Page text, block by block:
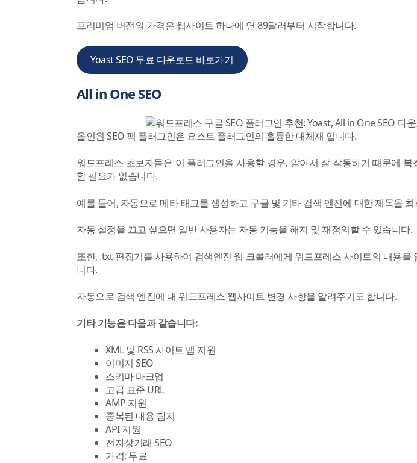
프리미엄 버전의 가격은 웹사이트 하나에 연 89달러부터 시작합니다.
Yoast SEO 무료 다운로드 바로가기
All in One SEO
올인원 SEO 팩 플러그인은 요스트 플러그인의 훌륭한 대체재 입니다.
워드프레스 초보자들은 이 플러그인을 사용할 경우, 알아서 잘 작동하기 때문에 복
할 필요가 없습니다.
예를 들어, 자동으로 메타 태그를 생성하고 구글 및 기타 검색 엔진에 대한 제목을
자동 설정을 끄고 싶으면 일반 사용자는 자동 기능을 해지 및 재정의할 수 있습니다.
또한, .txt 편집기를 사용하여 검색엔진 웹 크롤러에게 워드프레스 사이트의 내용을
니다.
자동으로 검색 엔진에 내 워드프레스 웹사이트 변경 사항을 알려주기도 합니다.
기타 기능은 다음과 같습니다:
XML 및 RSS 사이트 맵 지원
이미지 SEO
스키마 마크업
고급 표준 URL
AMP 지원
중복된 내용 탐지
API 지원
전자상거래 SEO
가격: 무료